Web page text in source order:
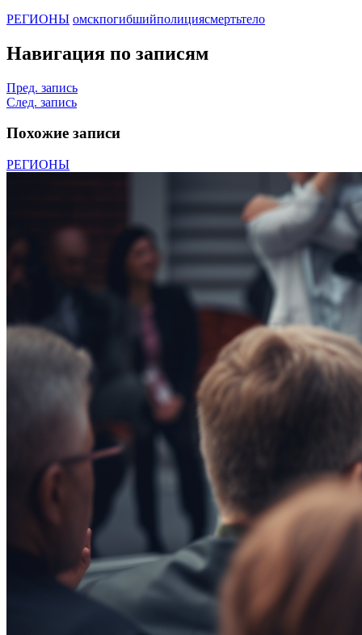
РЕГИОНЫ омскпогибшийполициясмертьтело
Навигация по записям
Пред. запись
След. запись
Похожие записи
РЕГИОНЫ